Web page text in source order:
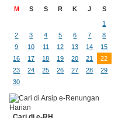
M
S S R K J S
1
2
3 4 5 6 7
8
9
10 11 12 13 14
15
16
17 18 19 20 21
22
23
24 25 26 27 28
29
30